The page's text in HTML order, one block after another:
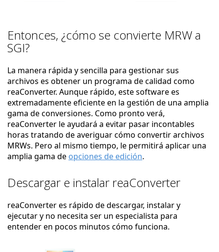
Entonces, ¿cómo se convierte MRW a
SGI?
La manera rápida y sencilla para gestionar sus
archivos es obtener un programa de calidad como
reaConverter. Aunque rápido, este software es
extremadamente eficiente en la gestión de una amplia
gama de conversiones. Como pronto verá,
reaConverter le ayudará a evitar pasar incontables
horas tratando de averiguar cómo convertir archivos
MRWs. Pero al mismo tiempo, le permitirá aplicar una
amplia gama de opciones de edición.
Descargar e instalar reaConverter
reaConverter es rápido de descargar, instalar y
ejecutar y no necesita ser un especialista para
entender en pocos minutos cómo funciona.